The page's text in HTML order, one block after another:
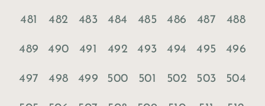
481 482 483 484 485 486 487 488
489 490 491 492 493 494 495 496
497 498 499 500 501 502 503 504